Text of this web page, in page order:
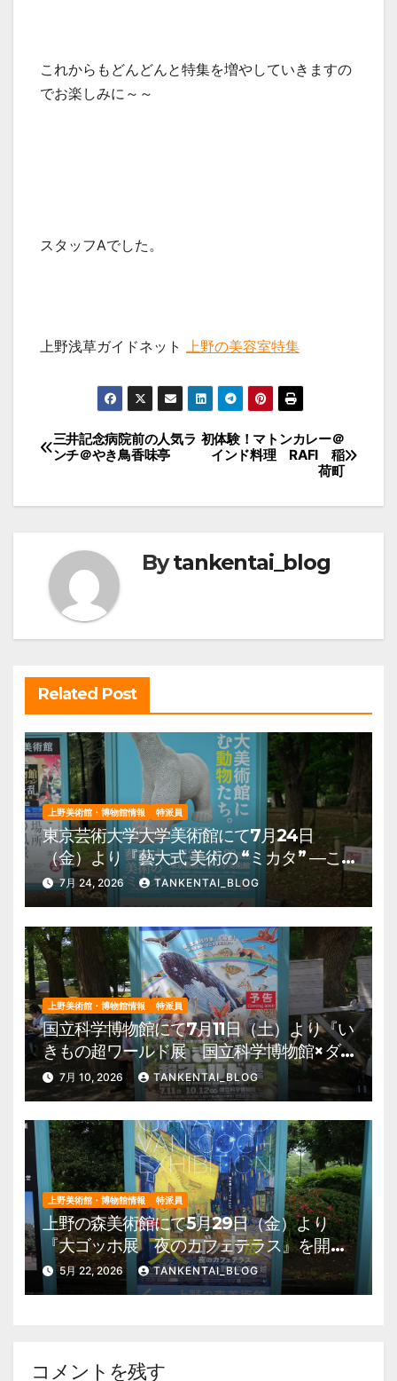
これからもどんどんと特集を増やしていきますの
でお楽しみに～～
スタッフAでした。
上野浅草ガイドネット 上野の美容室特集
投
ー
シ
初体験！マトンカレー＠
インド料理 RAFI 稲
荷町
三井記念病院前の人気ラ
ンチ＠やき鳥香味亭
Bytankentai_blog
Related Post
上野美術館・博物館情報 特派員
東京芸術大学大学美術館にて7月24日
（金）より『藝大式 美術の “ミカタ” ―こ
の夏、藝大生になる―』を開催。 上野公
園 美術館・博物館 混雑情報他
7月 24, 2026 TANKENTAI_BLOG
上野美術館・博物館情報 特派員
国立科学博物館にて7月11日（土）より『い
きもの超ワールド展 国立科学博物館×ダ
ーウィンが来た！』を開催。 上野公園
美術館・博物館 混雑情報他
7月 10, 2026 TANKENTAI_BLOG
上野美術館・博物館情報 特派員
上野の森美術館にて5月29日（金）より
『大ゴッホ展 夜のカフェテラス』を開
催。 上野公園 美術館・博物館 混雑情
報他
5月 22, 2026 TANKENTAI_BLOG
コメントを残す